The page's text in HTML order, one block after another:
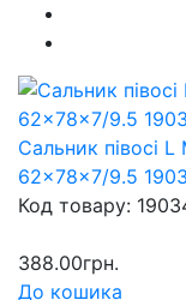
Сальник півосі
62x78x7/9.5
Код товару:
388.00грн.
До кошика